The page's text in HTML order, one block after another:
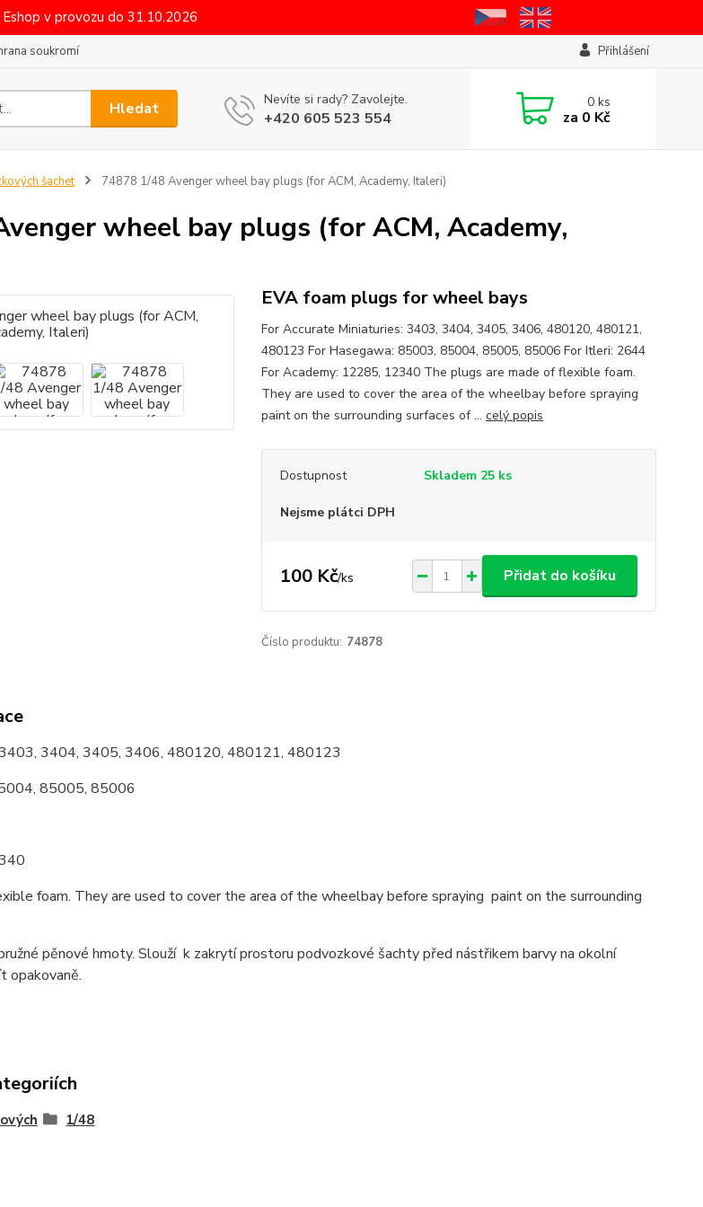
Eshop v provozu do 31.10.2026
soukromí Přihlášení
Hledat Nevíte si rady? Zavolejte.
+420 605 523 554
0ks
za 0 Kč
šachet 74878 1/48 Avenger wheel bay plugs (for ACM, Academy, Italeri)
wheel bay plugs (for ACM, Academy,
EVA foam plugs for wheel bays
For Accurate Miniaturies: 3403, 3404, 3405, 3406, 480120, 480121,
480123 For Hasegawa: 85003, 85004, 85005, 85006 For Itleri: 2644
For Academy: 12285, 12340 The plugs are made of flexible foam.
They are used to cover the area of the wheelbay before spraying
paint on the surrounding surfaces of ... celý popis
Dostupnost Skladem 25 ks
Nejsme plátci DPH
100 Kč/ks Přidat do košíku
Číslo produktu: 74878
3403, 3404, 3405, 3406, 480120, 480121, 480123
85005, 85006
foam. They are used to cover the area of the wheelbay before spraying paint on the surrounding
pěnové hmoty. Slouží k zakrytí prostoru podvozkové šachty před nástřikem barvy na okolní
opakovaně.
1/48